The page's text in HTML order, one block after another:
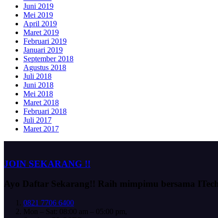
Juni 2019
Mei 2019
April 2019
Maret 2019
Februari 2019
Januari 2019
September 2018
Agustus 2018
Juli 2018
Juni 2018
Mei 2018
Maret 2018
Februari 2018
Juli 2017
Maret 2017
JOIN SEKARANG !!
Ayo Daftar Sekarang!! Raih mimpimu bersama
0821 7706 6400
Mon – Sat: 08:00 am – 05:00 pm,